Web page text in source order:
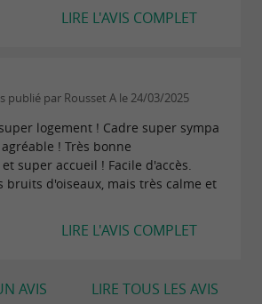
LIRE L'AVIS COMPLET
publié par Rousset A le 24/03/2025
logement ! Cadre super sympa
! Très bonne
super accueil ! Facile d'accès.
bruits d'oiseaux, mais très calme et
LIRE L'AVIS COMPLET
LIRE TOUS LES AVIS
AVIS